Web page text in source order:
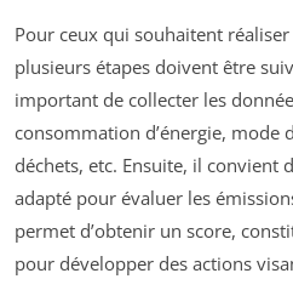
Pour ceux qui souhaitent
plusieurs étapes doivent être
important de collecter les
consommation d’énergie,
déchets, etc. Ensuite, il convient
adapté pour évaluer les
permet d’obtenir un score,
pour développer des actions